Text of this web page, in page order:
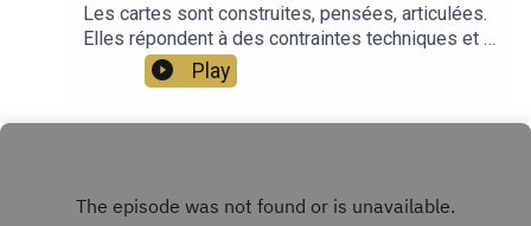
Les cartes sont construites, pensées, articulées.
Elles répondent à des contraintes techniques et à
des visions politiques. Ce sont ces secrets des
cartes, et leurs méthodes de fabrication, que
Émission présentée par Jean-Baptiste Noé
Play